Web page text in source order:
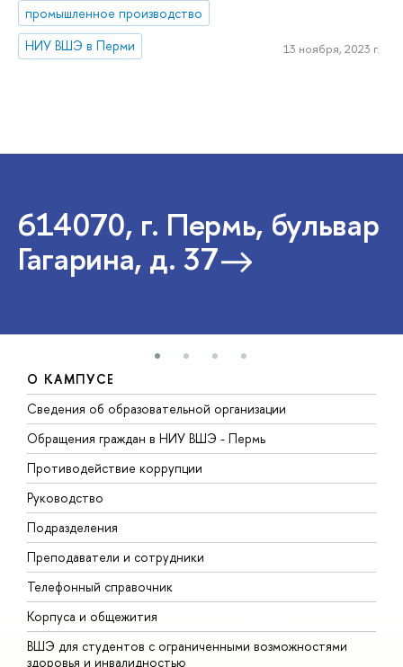
промышленное производство
НИУ ВШЭ в Перми
13 ноября, 2023 г.
614070, г. Пермь, бульвар
Гагарина, д. 37
О КАМПУСЕ
Сведения об образовательной организации
Обращения граждан в НИУ ВШЭ - Пермь
Противодействие коррупции
Руководство
Подразделения
Преподаватели и сотрудники
Телефонный справочник
Корпуса и общежития
ВШЭ для студентов с ограниченными возможностями
здоровья и инвалидностью